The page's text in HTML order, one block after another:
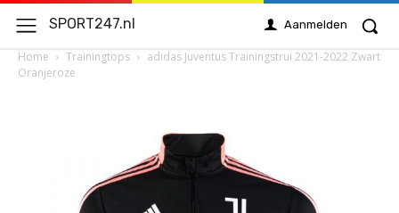
SPORT247.nl Aanmelden
Home Trainingtops
adidas Juventus Trainingstrui 2021-2022 Zwart
Oranjeroze